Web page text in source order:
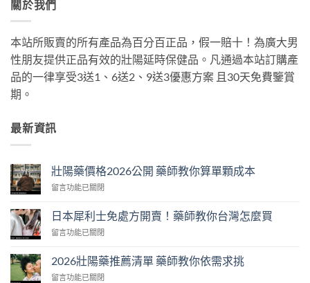
關於我們
本站所販賣的所有產品為百分百正品，假一賠十！為廣大男
性朋友提供正品有效的壯陽延時保健品。凡通過本站訂購產
品的一律享受3送1、6送2、9送3優惠方案 且30天免費鑒賞
期。
最新資訊
壯陽藥價格2026公開 藥師教你算單顆成本
在
陽
藥
價
2026
開
留言功能已關閉
日本犀利士免處方開賣！藥師教你台灣怎麼買
在
犀
利
留言功能已關閉
2026壯陽藥推薦清單 藥師教你依需求挑
在
留言功能已關閉